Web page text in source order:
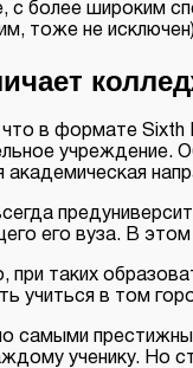
с более широким
тоже не
что в формате Sixth
учреждение.
академическая
его вуза. В
при таких
учиться в том
самыми
ученику. Но